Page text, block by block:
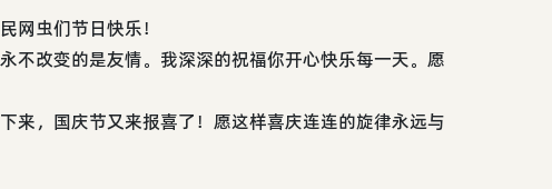
网虫们节日快乐！
不改变的是友情。我深深的祝福你开心快乐每一天。愿
来，国庆节又来报喜了！愿这样喜庆连连的旋律永远与